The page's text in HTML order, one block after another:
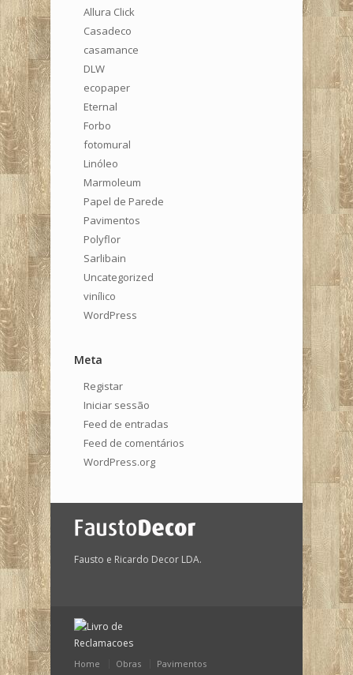
Allura Click
Casadeco
casamance
DLW
ecopaper
Eternal
Forbo
fotomural
Linóleo
Marmoleum
Papel de Parede
Pavimentos
Polyflor
Sarlibain
Uncategorized
vinílico
WordPress
Meta
Registar
Iniciar sessão
Feed de entradas
Feed de comentários
WordPress.org
Fausto e Ricardo Decor LDA.
Home Obras
Pavimentos